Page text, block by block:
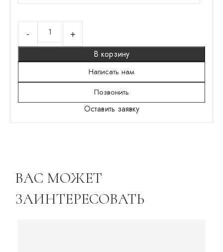
В корзину
Написать нам
Позвонить
Оставить заявку
ВАС МОЖЕТ
ЗАИНТЕРЕСОВАТЬ